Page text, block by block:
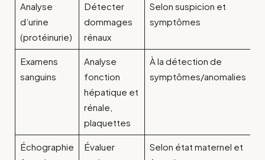
Analyse
d’urine
(protéinurie)
Détecter
dommages
rénaux
Selon suspicion et
symptômes
Examens
sanguins
Analyse
fonction
hépatique et
rénale,
plaquettes
À la détection de
symptômes/anomalies
Échographie
Évaluer
Selon état maternel et